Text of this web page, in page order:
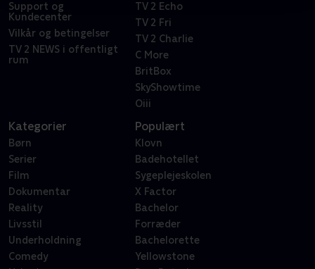
Support og
Kundecenter
Vilkår og betingelser
TV 2 NEWS i offentligt
rum
TV 2 Echo
TV 2 Fri
TV 2 Charlie
C More
BritBox
SkyShowtime
Oiii
Kategorier
Børn
Serier
Film
Dokumentar
Reality
Livsstil
Underholdning
Comedy
Populært
Klovn
Badehotellet
Sygeplejeskolen
X Factor
Bachelor
Forræder
Bachelorette
Yellowstone